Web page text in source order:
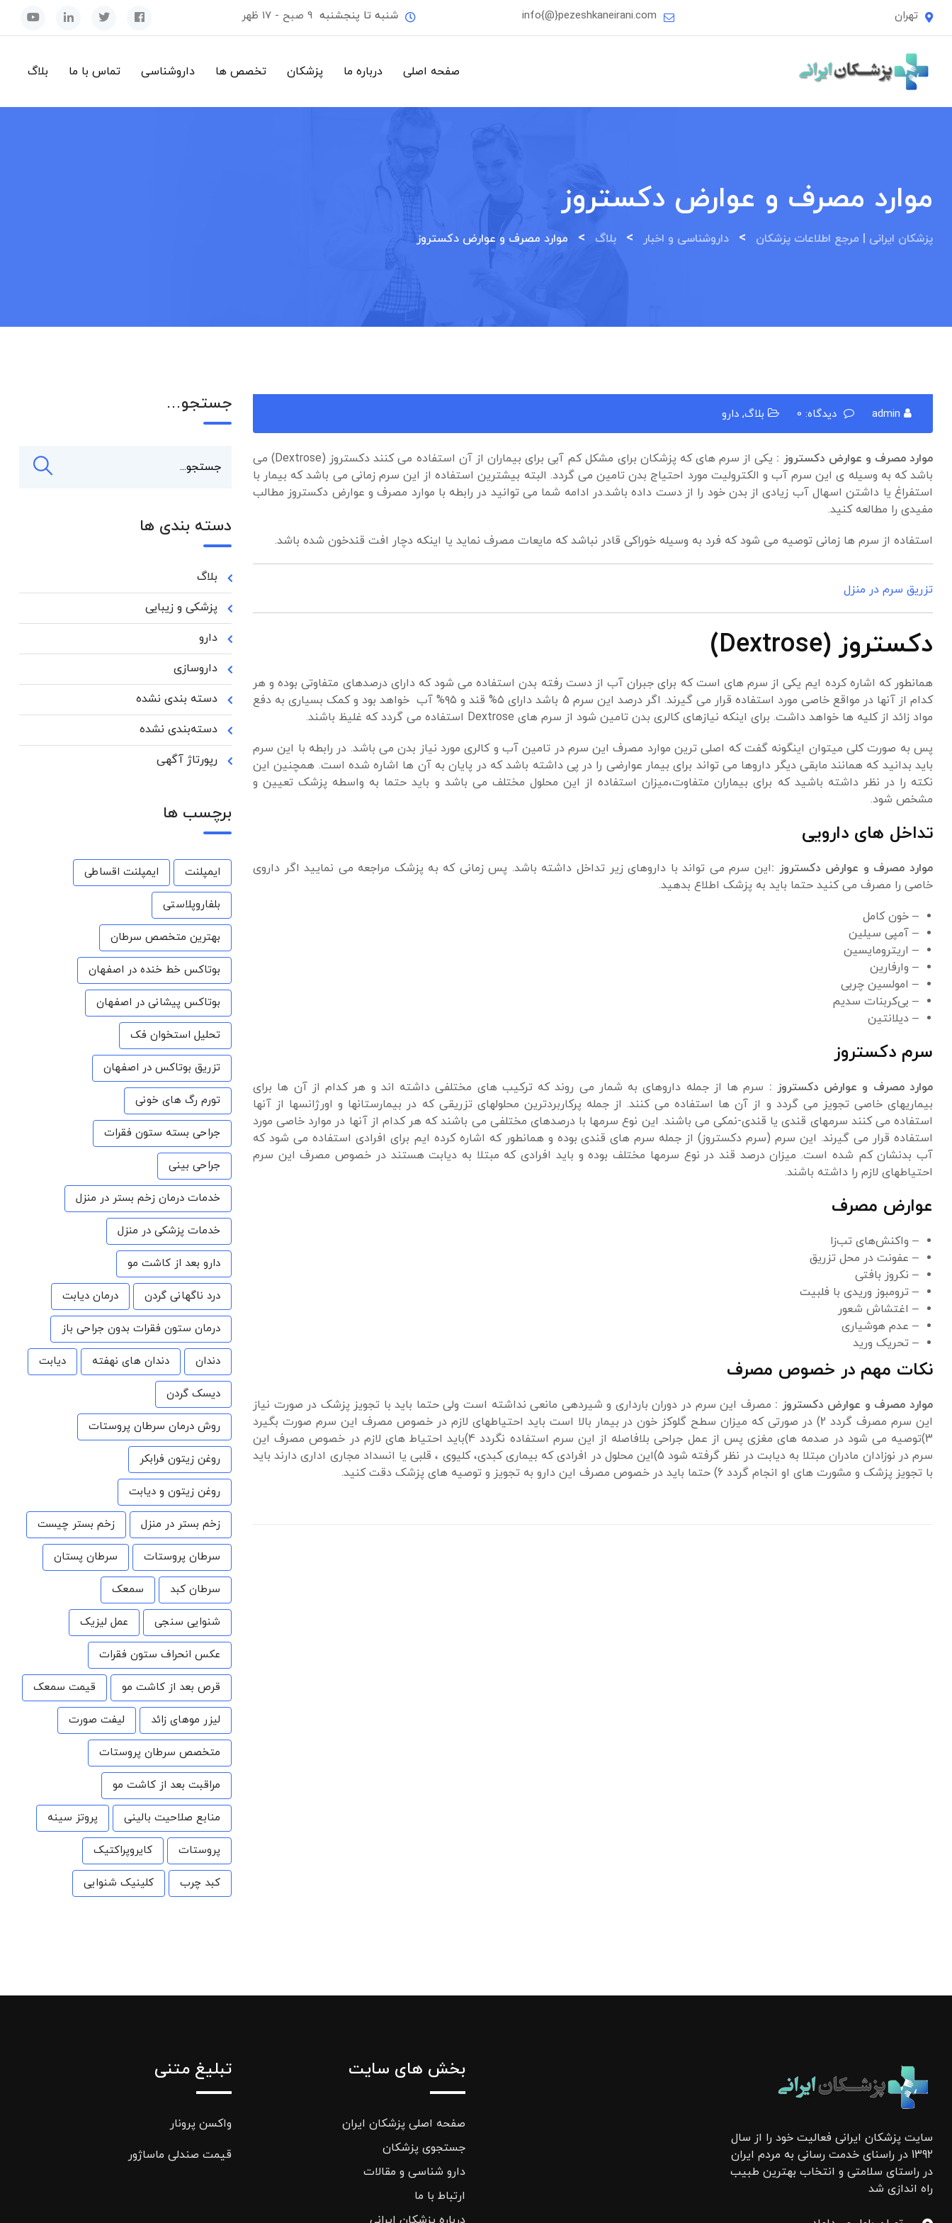
تهران info{@}pezeshkaneirani.com شنبه تا پنجشنبه 9 صبح - 17 ظهر
صفحه اصلی درباره ما پزشکان تخصص ها داروشناسی تماس با ما بلاگ
موارد مصرف و عوارض دکستروز
پزشکان ایرانی | مرجع اطلاعات پزشکان > داروشناسی و اخبار > بلاگ > موارد مصرف و عوارض دکستروز
admin دیدگاه: 0 بلاگ, دارو
موارد مصرف و عوارض دکستروز :
یکی از سرم های که پزشکان برای مشکل کم آبی برای بیماران از آن استفاده می کنند دکستروز (Dextrose) می
باشد که به وسیله ی این سرم آب و الکترولیت مورد احتیاج بدن تامین می گردد. البته بیشترین استفاده از این سرم زمانی می باشد که بیمار با
استفراغ یا داشتن اسهال آب زیادی از بدن خود را از دست داده باشد.در ادامه شما می توانید در رابطه با موارد مصرف و عوارض دکستروز مطالب
مفیدی را مطالعه کنید.
استفاده از سرم ها زمانی توصیه می شود که فرد به وسیله خوراکی قادر نباشد که مایعات مصرف نماید یا اینکه دچار افت قندخون شده باشد.
تزریق سرم در منزل
دکستروز (Dextrose)
همانطور که اشاره کرده ایم یکی از سرم های است که برای جبران آب از دست رفته بدن استفاده می شود که دارای درصدهای متفاوتی بوده و هر
کدام از آنها در مواقع خاصی مورد استفاده قرار می گیرند. اگر درصد این سرم 5 باشد دارای ۵% قند و ۹۵% آب خواهد بود و کمک بسیاری به دفع
مواد زائد از کلیه ها خواهد داشت. برای اینکه نیازهای کالری بدن تامین شود از سرم های Dextrose استفاده می گردد که غلیظ باشند.
پس به صورت کلی میتوان اینگونه گفت که اصلی ترین موارد مصرف این سرم در تامین آب و کالری مورد نیاز بدن می باشد. در رابطه با این سرم
باید بدانید که همانند مابقی دیگر داروها می تواند برای بیمار عوارضی را در پی داشته باشد که در پایان به آن ها اشاره شده است. همچنین این
نکته را در نظر داشته باشید که برای بیماران متفاوت،میزان استفاده از این محلول مختلف می باشد و باید حتما به واسطه پزشک تعیین و
مشخص شود.
تداخل های دارویی
موارد مصرف و عوارض دکستروز :این سرم می تواند با داروهای زیر تداخل داشته باشد. پس زمانی که به پزشک مراجعه می نمایید اگر داروی
خاصی را مصرف می کنید حتما باید به پزشک اطلاع بدهید.
– خون کامل
– آمپی سیلین
– اریترومایسین
– وارفارین
– امولسین چربی
– بی‌کربنات سدیم
– دیلانتین
سرم دکستروز
موارد مصرف و عوارض دکستروز : سرم ها از جمله داروهای به شمار می روند که ترکیب های مختلفی داشته اند و هر کدام از آن ها برای
بیماریهای خاصی تجویز می گردد و از آن ها استفاده می کنند. از جمله پرکاربردترین محلولهای تزریقی که در بیمارستانها و اورژانسها از آنها
استفاده می کنند سرمهای قندی یا قندی-نمکی می باشند. این نوع سرمها با درصدهای مختلفی می باشند که هر کدام از آنها در موارد خاصی مورد
استفاده قرار می گیرند. این سرم (سرم دکستروز) از جمله سرم های قندی بوده و همانطور که اشاره کرده ایم برای افرادی استفاده می شود که
آب بدنشان کم شده است. میزان درصد قند در نوع سرمها مختلف بوده و باید افرادی که مبتلا به دیابت هستند در خصوص مصرف این سرم
احتیاطهای لازم را داشته باشند.
عوارض مصرف
– واكنش‌های تب‌زا
– عفونت در محل تزریق
– نكروز بافتی
– ترومبوز وریدی با فلبیت
– اغتشاش شعور
– عدم هوشیاری
– تحریک ورید
نکات مهم در خصوص مصرف
موارد مصرف و عوارض دکستروز : مصرف این سرم در دوران بارداری و شیردهی مانعی نداشته است ولی حتما باید با تجویز پزشک در صورت نیاز
این سرم مصرف گردد 2) در صورتی که میزان سطح گلوکز خون در بیمار بالا است باید احتیاطهای لازم در خصوص مصرف این سرم صورت بگیرد
3)توصیه می شود در صدمه های مغزی پس از عمل جراحی بلافاصله از این سرم استفاده نگردد 4)باید احتیاط های لازم در خصوص مصرف این
سرم در نوزادان مادران مبتلا به دیابت در نظر گرفته شود 5)این محلول در افرادی که بیماری کبدی، کلیوی ، قلبی یا انسداد مجاری اداری دارند باید
با تجویز پزشک و مشورت های او انجام گردد 6) حتما باید در خصوص مصرف این دارو به تجویز و توصیه های پزشک دقت کنید.
جستجو…
دسته بندی ها
بلاگ
پزشکی و زیبایی
دارو
داروسازی
دسته بندی نشده
دسته‌بندی نشده
رپورتاژ آگهی
برچسب ها
ایمپلنت ایمپلنت اقساطی
بلفاروپلاستی
بهترین متخصص سرطان
بوتاکس خط خنده در اصفهان
بوتاکس پیشانی در اصفهان
تحلیل استخوان فک
تزریق بوتاکس در اصفهان
تورم رگ های خونی
جراحی بسته ستون فقرات
جراحی بینی
خدمات درمان زخم بستر در منزل
خدمات پزشکی در منزل
دارو بعد از کاشت مو
درد ناگهانی گردن درمان دیابت
درمان ستون فقرات بدون جراحی باز
دندان دندان های نهفته دیابت
دیسک گردن
روش درمان سرطان پروستات
روغن زیتون فرابکر
روغن زیتون و دیابت
زخم بستر در منزل زخم بستر چیست
سرطان پروستات سرطان پستان
سرطان کبد سمعک
شنوایی سنجی عمل لیزیک
عکس انحراف ستون فقرات
قرص بعد از کاشت مو قیمت سمعک
لیزر موهای زائد لیفت صورت
متخصص سرطان پروستات
مراقبت بعد از کاشت مو
منابع صلاحیت بالینی پروتز سینه
پروستات کایروپراکتیک
کبد چرب کلینیک شنوایی
سایت پزشکان ایرانی فعالیت خود را از سال
1392 در راسنای خدمت رسانی به مردم ایران
در راستای سلامتی و انتخاب بهترین طبیب
راه اندازی شد
بخش های سایت
صفحه اصلی پزشکان ایران
جستجوی پزشکان
دارو شناسی و مقالات
ارتباط با ما
تبلیغ متنی
واکسن پرونار
قیمت صندلی ماساژور